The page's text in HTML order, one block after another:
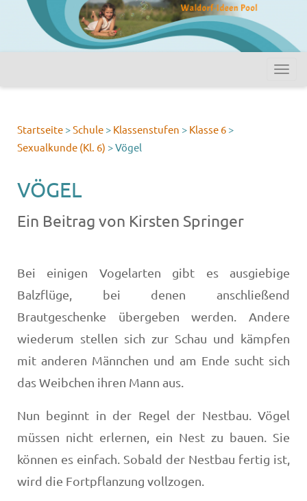
Startseite >Schule > Klassenstufen > Klasse 6 >
Sexualkunde (Kl. 6) >Vögel
VÖGEL
Ein Beitrag von Kirsten Springer
Bei einigen Vogelarten gibt es ausgiebige
Balzflüge, bei denen anschließend
Brautgeschenke übergeben werden. Andere
wiederum stellen sich zur Schau und kämpfen
mit anderen Männchen und am Ende sucht sich
das Weibchen ihren Mann aus.
Nun beginnt in der Regel der Nestbau. Vögel
müssen nicht erlernen, ein Nest zu bauen. Sie
können es einfach. Sobald der Nestbau fertig ist,
wird die Fortpflanzung vollzogen.